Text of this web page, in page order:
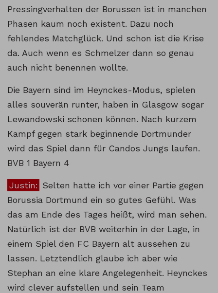
Pressingverhalten der Borussen ist in manchen
Phasen kaum noch existent. Dazu noch
fehlendes Matchglück. Und schon ist die Krise
da. Auch wenn es Schmelzer dann so genau
auch nicht benennen wollte.
Die Bayern sind im Heynckes-Modus, spielen
alles souverän runter, haben in Glasgow sogar
Lewandowski schonen können. Nach kurzem
Kampf gegen stark beginnende Dortmunder
wird das Spiel dann für Candos Jungs laufen.
BVB 1 Bayern 4
Justin: Selten hatte ich vor einer Partie gegen
Borussia Dortmund ein so gutes Gefühl. Was
das am Ende des Tages heißt, wird man sehen.
Natürlich ist der BVB weiterhin in der Lage, in
einem Spiel den FC Bayern alt aussehen zu
lassen. Letztendlich glaube ich aber wie
Stephan an eine klare Angelegenheit. Heynckes
wird clever aufstellen und sein Team